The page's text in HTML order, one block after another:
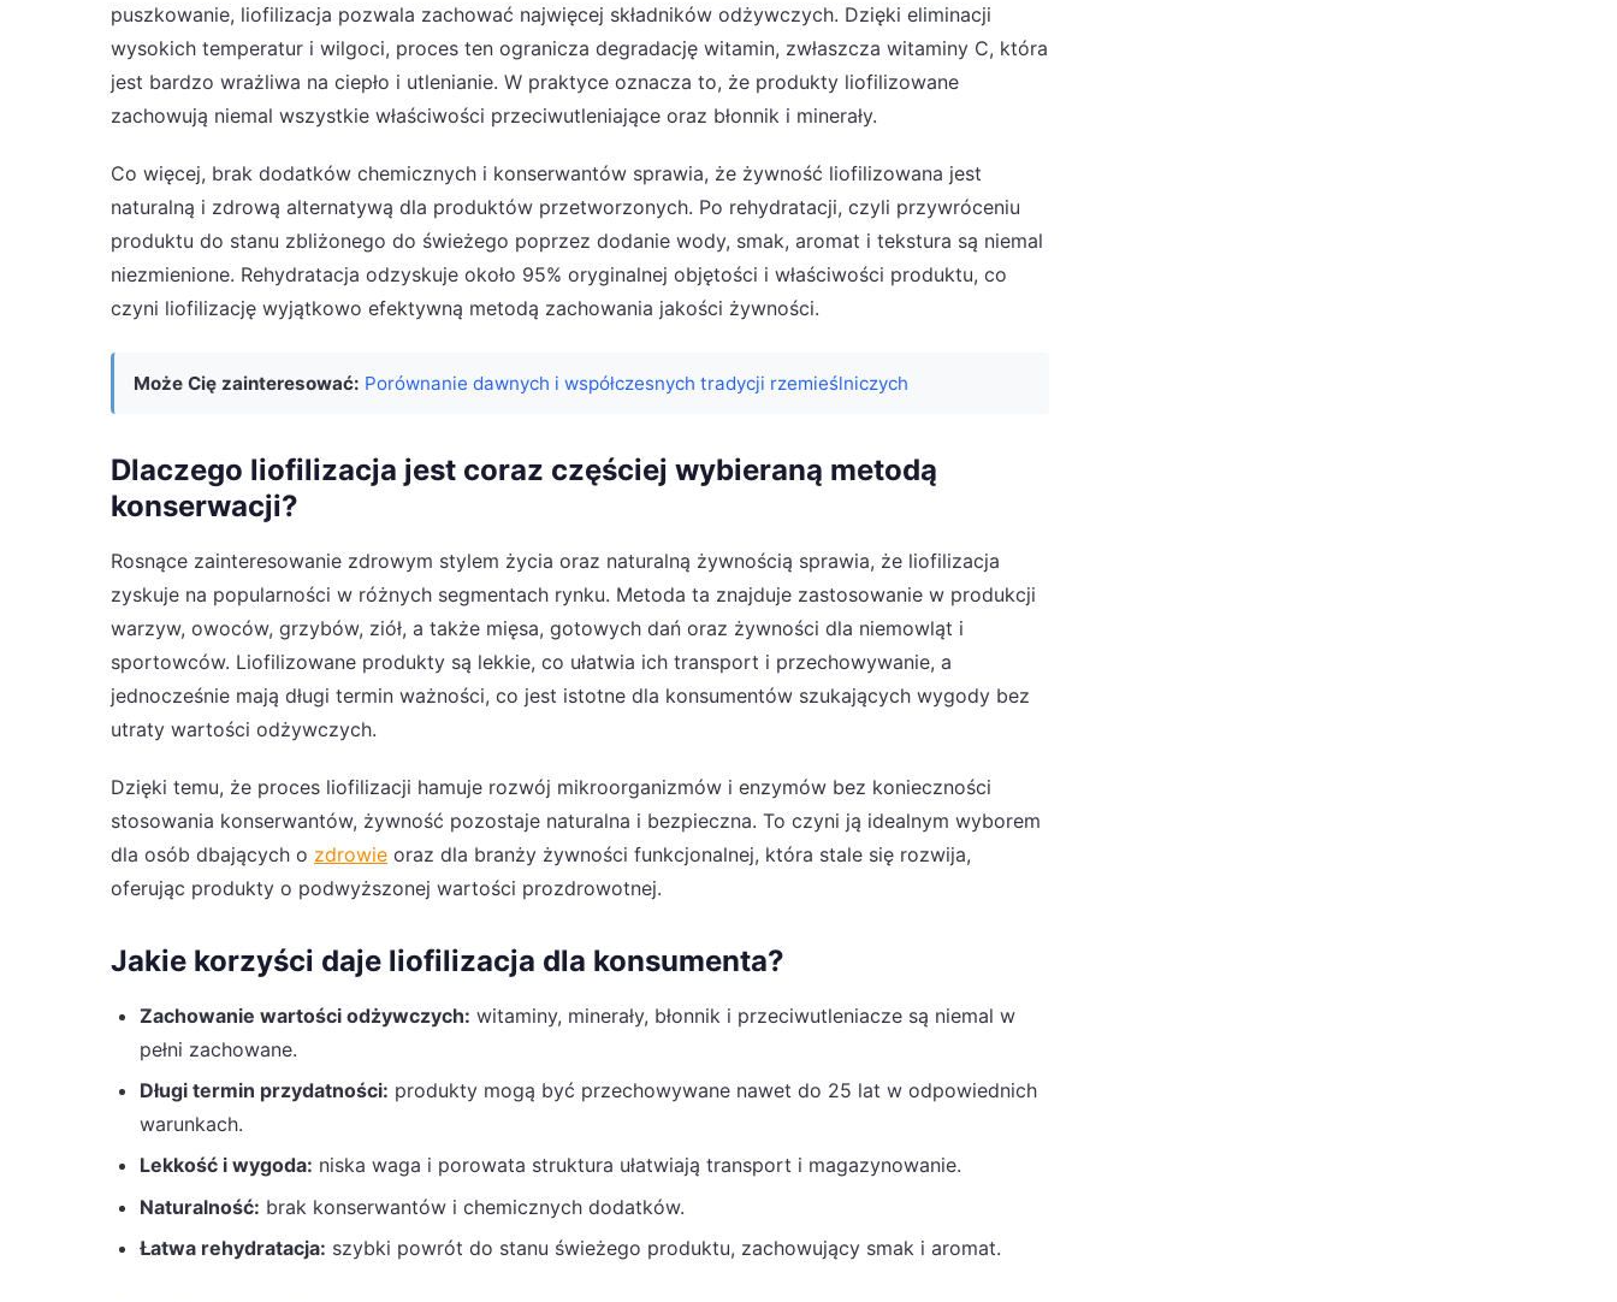
puszkowanie, liofilizacja pozwala zachować najwięcej składników odżywczych. Dzięki eliminacji
wysokich temperatur i wilgoci, proces ten ogranicza degradację witamin, zwłaszcza witaminy C, która
jest bardzo wrażliwa na ciepło i utlenianie. W praktyce oznacza to, że produkty liofilizowane
zachowują niemal wszystkie właściwości przeciwutleniające oraz błonnik i minerały.
Co więcej, brak dodatków chemicznych i konserwantów sprawia, że żywność liofilizowana jest
naturalną i zdrową alternatywą dla produktów przetworzonych. Po rehydratacji, czyli przywróceniu
produktu do stanu zbliżonego do świeżego poprzez dodanie wody, smak, aromat i tekstura są niemal
niezmienione. Rehydratacja odzyskuje około 95% oryginalnej objętości i właściwości produktu, co
czyni liofilizację wyjątkowo efektywną metodą zachowania jakości żywności.
Może Cię zainteresować: Porównanie dawnych i współczesnych tradycji rzemieślniczych
Dlaczego liofilizacja jest coraz częściej wybieraną metodą
konserwacji?
Rosnące zainteresowanie zdrowym stylem życia oraz naturalną żywnością sprawia, że liofilizacja
zyskuje na popularności w różnych segmentach rynku. Metoda ta znajduje zastosowanie w produkcji
warzyw, owoców, grzybów, ziół, a także mięsa, gotowych dań oraz żywności dla niemowląt i
sportowców. Liofilizowane produkty są lekkie, co ułatwia ich transport i przechowywanie, a
jednocześnie mają długi termin ważności, co jest istotne dla konsumentów szukających wygody bez
utraty wartości odżywczych.
Dzięki temu, że proces liofilizacji hamuje rozwój mikroorganizmów i enzymów bez konieczności
stosowania konserwantów, żywność pozostaje naturalna i bezpieczna. To czyni ją idealnym wyborem
dla osób dbających o zdrowie oraz dla branży żywności funkcjonalnej, która stale się rozwija,
oferując produkty o podwyższonej wartości prozdrowotnej.
Jakie korzyści daje liofilizacja dla konsumenta?
Zachowanie wartości odżywczych: witaminy, minerały, błonnik i przeciwutleniacze są niemal w
pełni zachowane.
Długi termin przydatności: produkty mogą być przechowywane nawet do 25 lat w odpowiednich
warunkach.
Lekkość i wygoda: niska waga i porowata struktura ułatwiają transport i magazynowanie.
Naturalność: brak konserwantów i chemicznych dodatków.
Łatwa rehydratacja: szybki powrót do stanu świeżego produktu, zachowujący smak i aromat.